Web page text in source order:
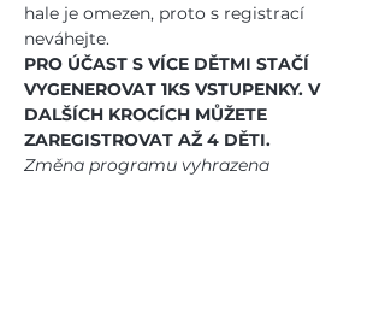
hale je omezen, proto s registrací
neváhejte.
PRO ÚČAST S VÍCE DĚTMI STAČÍ
VYGENEROVAT 1KS VSTUPENKY. V
DALŠÍCH KROCÍCH MŮŽETE
ZAREGISTROVAT AŽ 4 DĚTI.
Změna programu vyhrazena